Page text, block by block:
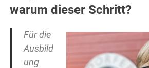
warum dieser Schritt?
Für die
Ausbild
ung